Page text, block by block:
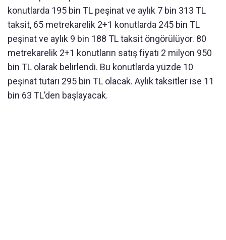
konutlarda 195 bin TL peşinat ve aylık 7 bin 313 TL
taksit, 65 metrekarelik 2+1 konutlarda 245 bin TL
peşinat ve aylık 9 bin 188 TL taksit öngörülüyor. 80
metrekarelik 2+1 konutların satış fiyatı 2 milyon 950
bin TL olarak belirlendi. Bu konutlarda yüzde 10
peşinat tutarı 295 bin TL olacak. Aylık taksitler ise 11
bin 63 TL’den başlayacak.